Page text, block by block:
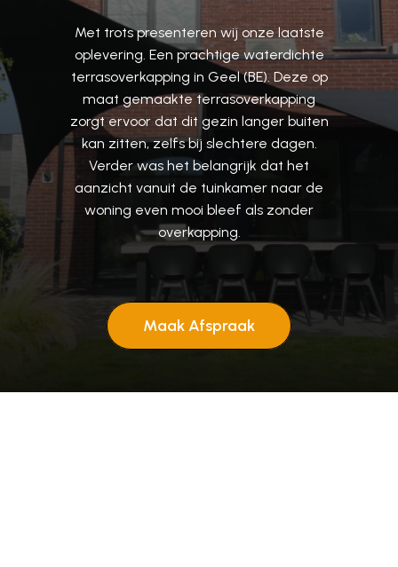
Met trots presenteren wij onze laatste
oplevering. Een prachtige waterdichte
terrasoverkapping in Geel (BE). Deze op
maat gemaakte terrasoverkapping
zorgt ervoor dat dit gezin langer buiten
kan zitten, zelfs bij slechtere dagen.
Verder was het belangrijk dat het
aanzicht vanuit de tuinkamer naar de
woning even mooi bleef als zonder
overkapping.
Maak Afspraak